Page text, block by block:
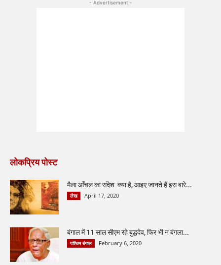
- Advertisement -
लोकप्रिय पोस्ट
मैला आँचल का संदेश क्या है, आइए जानते हैं इस बारे...
लेख April 17, 2020
बंगाल में 11 साल सीएम रहे बुद्धदेव, फिर भी न बंगला...
पश्चिम बंगाल February 6, 2020